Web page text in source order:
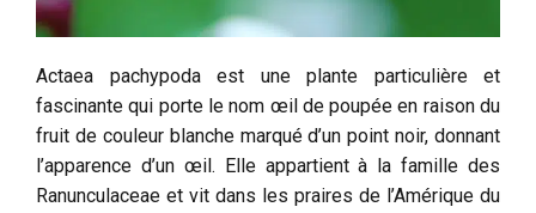
Actaea pachypoda est une plante particulière et
fascinante qui porte le nom œil de poupée en raison du
fruit de couleur blanche marqué d’un point noir, donnant
l’apparence d’un œil. Elle appartient à la famille des
Ranunculaceae et vit dans les praires de l’Amérique du